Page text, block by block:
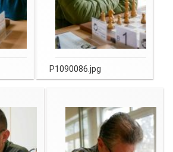
P1090086.jpg